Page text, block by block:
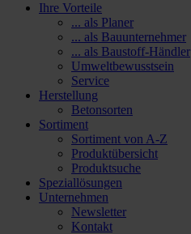
Ihre Vorteile
... als Planer
... als Bauunternehmer
... als Baustoff-Händler
Umweltbewusstsein
Service
Herstellung
Betonsorten
Sortiment
Sortiment von A-Z
Produktübersicht
Produktsuche
Speziallösungen
Unternehmen
Newsletter
Kontakt